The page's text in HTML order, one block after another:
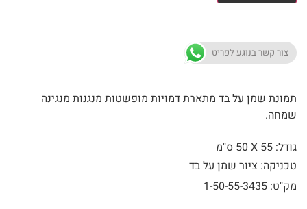
צור קשר בנוגע לפריט
תמונת שמן על בד מתארת דמויות מופשטות מנגנות מנגינה
שמחה.
גודל: 55 X
50 ס"מ
טכניקה: ציור שמן על בד
מק"ט: 1-50-55-3435